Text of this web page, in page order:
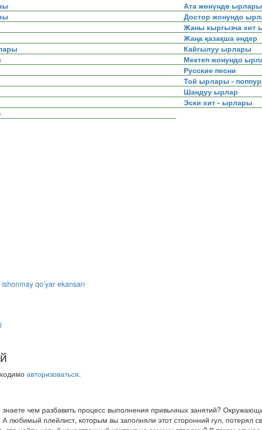
Ата жөнүндө ырлары
Достор жонундо
Жаны кыргызча хит
Жаңа қазақша әндер
Кайгылуу ырлары
Мектеп жонундо
Русские песни
Той ырлары -
Шандуу ырлар
Эски хит - ырлары
qo’yar ekansan
авторизоваться.
чем разбавить процесс выполнения привычных занятий?
любимый плейлист, которым вы заполняли этот сторонний гул, потерял